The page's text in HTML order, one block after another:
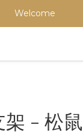
Welcome
- 松